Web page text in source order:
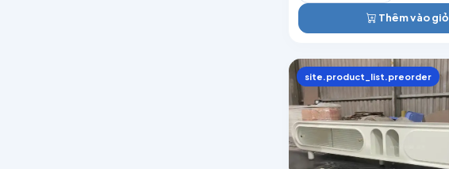
Thêm vào giỏ
site.product_list.preorder